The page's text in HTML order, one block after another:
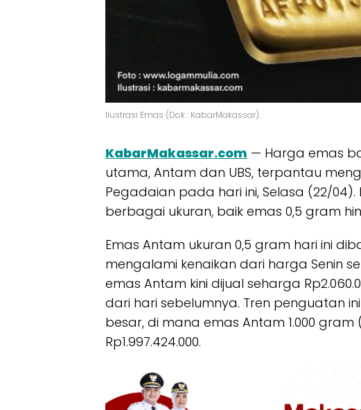
Ilustrasi Emas (Dok : KabarMakassar).
KabarMakassar.com — Harga emas
utama, Antam dan UBS, terpantau
Pegadaian pada hari ini, Selasa (22/
berbagai ukuran, baik emas 0,5 gram
Emas Antam ukuran 0,5 gram hari ini
mengalami kenaikan dari harga Senin
emas Antam kini dijual seharga
dari hari sebelumnya. Tren penguatan
besar, di mana emas Antam 1.000 gram
Rp1.997.424.000.